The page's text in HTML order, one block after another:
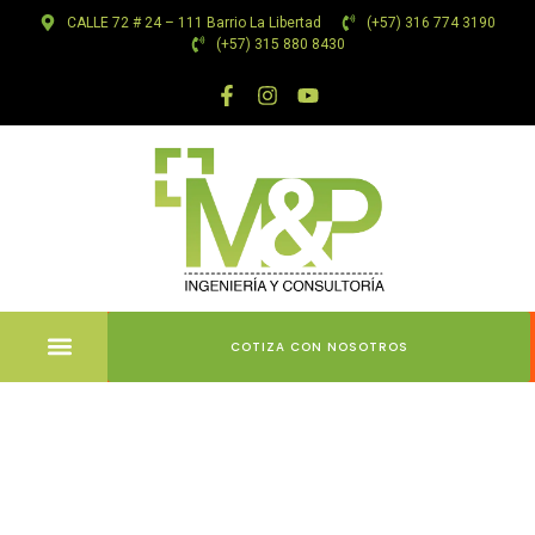
CALLE 72 # 24 – 111 Barrio La Libertad
(+57) 316 774 3190
(+57) 315 880 8430
COTIZA CON NOSOTROS